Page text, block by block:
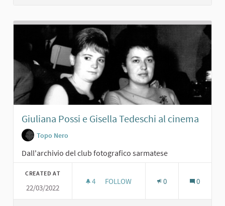
Giuliana Possi e Gisella Tedeschi al cinema
Topo Nero
Dall'archivio del club fotografico sarmatese
CREATED AT
22/03/2022
4 4 FOLLOWERS
FOLLOW 0 0